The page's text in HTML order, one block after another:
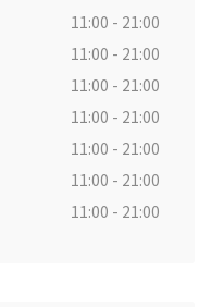
11:00 - 21:00
11:00 - 21:00
11:00 - 21:00
11:00 - 21:00
11:00 - 21:00
11:00 - 21:00
11:00 - 21:00